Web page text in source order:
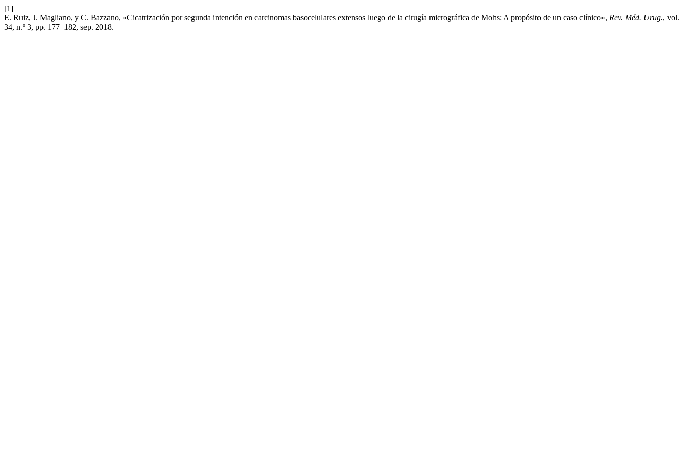
[1]
E. Ruiz, J. Magliano, y C. Bazzano, «Cicatrización por segunda intención en carcinomas basocelulares extensos luego de la cirugía micrográfica de Mohs: A propósito de un caso clínico», Rev. Méd. Urug., vol.
34, n.º 3, pp. 177–182, sep. 2018.